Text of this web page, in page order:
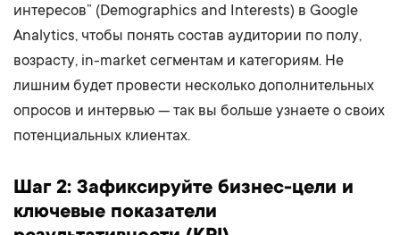
интересов” (Demographics and Interests) в Google
Analytics, чтобы понять состав аудитории по полу,
возрасту, in-market сегментам и категориям. Не
лишним будет провести несколько дополнительных
опросов и интервью — так вы больше узнаете о своих
потенциальных клиентах.
Шаг 2: Зафиксируйте бизнес-цели и
ключевые показатели